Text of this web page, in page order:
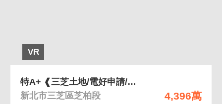
VR
4,396萬
特A+ ❰三芝土地/電好申請/有水源/有臨路❱
新北市三芝區芝柏段